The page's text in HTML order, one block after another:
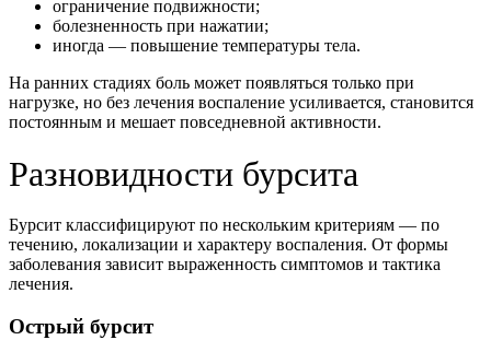
ограничение подвижности;
болезненность при нажатии;
иногда — повышение температуры тела.
На ранних стадиях боль может появляться только при
нагрузке, но без лечения воспаление усиливается, становится
постоянным и мешает повседневной активности.
Разновидности бурсита
Бурсит классифицируют по нескольким критериям — по
течению, локализации и характеру воспаления. От формы
заболевания зависит выраженность симптомов и тактика
лечения.
Острый бурсит